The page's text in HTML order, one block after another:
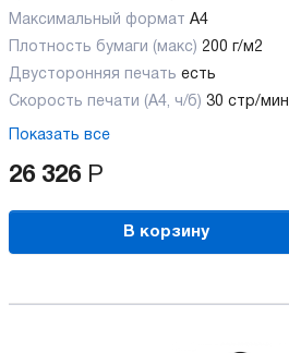
Максимальный формат А4
Плотность бумаги (макс) 200 г/м2
Двусторонняя печать есть
Скорость печати (А4, ч/б) 30 стр/мин
Показать все
26 326 Р
В корзину